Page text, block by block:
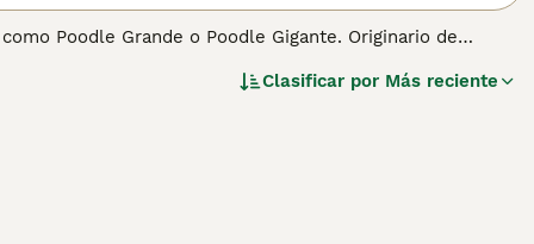
Poodle Grande o Poodle Gigante. Originario de
actividades al aire libre como para la vida en el hogar. Su
Clasificar por Más reciente